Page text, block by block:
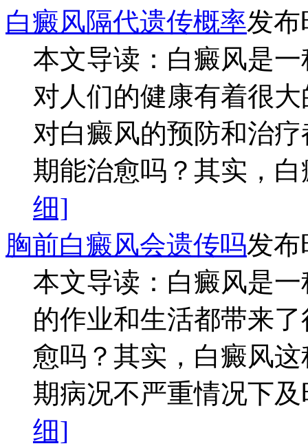
白癜风隔代遗传概率发布
本文导读：白癜风是
对人们的健康有着很
对白癜风的预防和治
期能治愈吗？其实，
细]
胸前白癜风会遗传吗发布
本文导读：白癜风是
的作业和生活都带来
愈吗？其实，白癜风
期病况不严重情况下
细]